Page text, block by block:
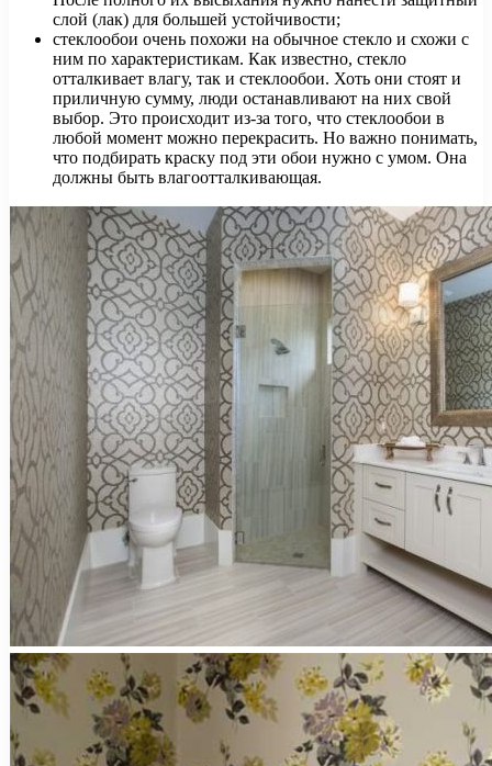
слой (лак) для большей устойчивости;
стеклообои очень похожи на обычное стекло и схожи с
ним по характеристикам. Как известно, стекло
отталкивает влагу, так и стеклообои. Хоть они стоят и
приличную сумму, люди останавливают на них свой
выбор. Это происходит из-за того, что стеклообои в
любой момент можно перекрасить. Но важно понимать,
что подбирать краску под эти обои нужно с умом. Она
должны быть влагоотталкивающая.